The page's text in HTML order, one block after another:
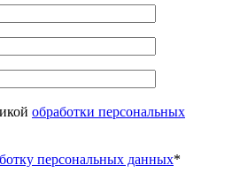
обработки персональных
персональных данных*